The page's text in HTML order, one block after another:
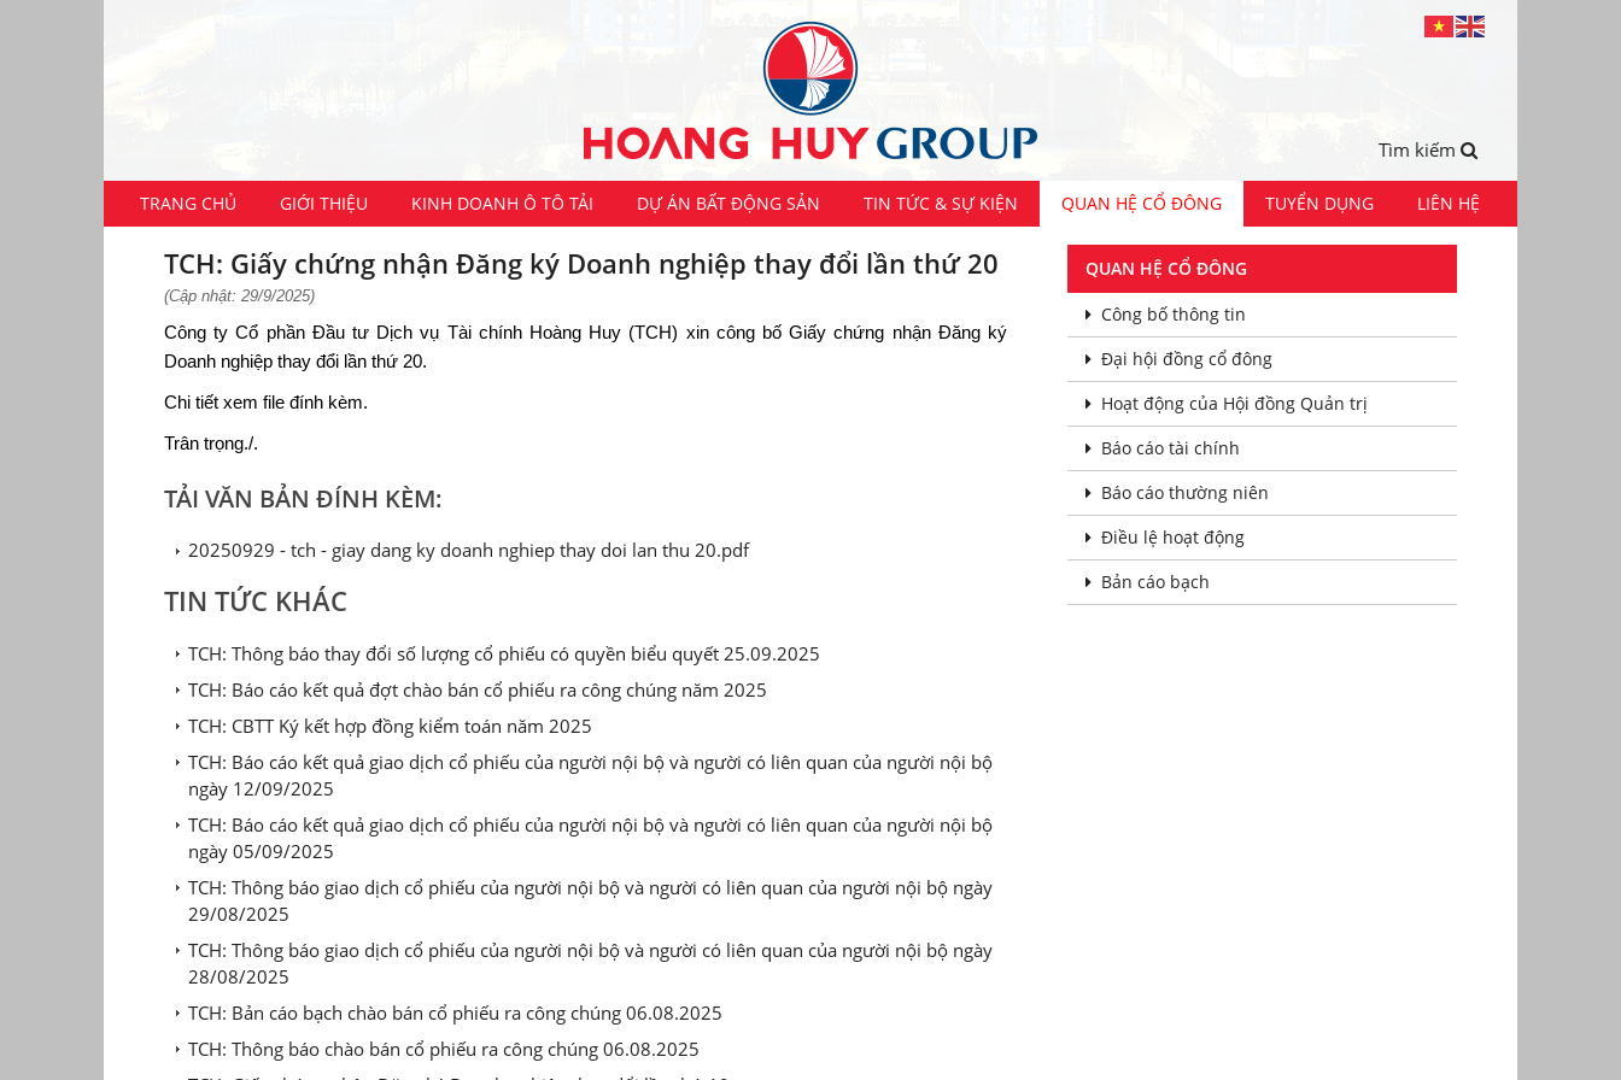
Tìm kiếm
TRANG CHỦ GIỚI THIỆU KINH DOANH Ô TÔ TẢI DỰ ÁN BẤT ĐỘNG SẢN TIN TỨC & SỰ KIỆN QUAN HỆ CỔ ĐÔNG TUYỂN DỤNG LIÊN HỆ
TCH: Giấy chứng nhận Đăng ký Doanh nghiệp thay đổi lần thứ 20
(Cập nhật: 29/9/2025)
Công ty Cổ phần Đầu tư Dịch vụ Tài chính Hoàng Huy (TCH) xin công bố Giấy chứng nhận Đăng ký
Doanh nghiệp thay đổi lần thứ 20.
Chi tiết xem file đính kèm.
Trân trọng./.
TẢI VĂN BẢN ĐÍNH KÈM:
20250929 - tch - giay dang ky doanh nghiep thay doi lan thu 20.pdf
TIN TỨC KHÁC
TCH: Thông báo thay đổi số lượng cổ phiếu có quyền biểu quyết 25.09.2025
TCH: Báo cáo kết quả đợt chào bán cổ phiếu ra công chúng năm 2025
TCH: CBTT Ký kết hợp đồng kiểm toán năm 2025
TCH: Báo cáo kết quả giao dịch cổ phiếu của người nội bộ và người có liên quan của người nội bộ
ngày 12/09/2025
TCH: Báo cáo kết quả giao dịch cổ phiếu của người nội bộ và người có liên quan của người nội bộ
ngày 05/09/2025
TCH: Thông báo giao dịch cổ phiếu của người nội bộ và người có liên quan của người nội bộ ngày
29/08/2025
TCH: Thông báo giao dịch cổ phiếu của người nội bộ và người có liên quan của người nội bộ ngày
28/08/2025
TCH: Bản cáo bạch chào bán cổ phiếu ra công chúng 06.08.2025
TCH: Thông báo chào bán cổ phiếu ra công chúng 06.08.2025
QUAN HỆ CỔ ĐÔNG
Công bố thông tin
Đại hội đồng cổ đông
Hoạt động của Hội đồng Quản trị
Báo cáo tài chính
Báo cáo thường niên
Điều lệ hoạt động
Bản cáo bạch